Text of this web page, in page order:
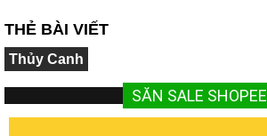
THẺ BÀI VIẾT
Thủy Canh
SĂN SALE SHOPEE